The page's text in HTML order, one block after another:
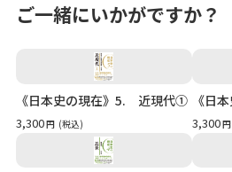
ご一緒にいかがですか？
《日本史の現在》5. 近現代①
3,300円 (税込)
《日
3,300円